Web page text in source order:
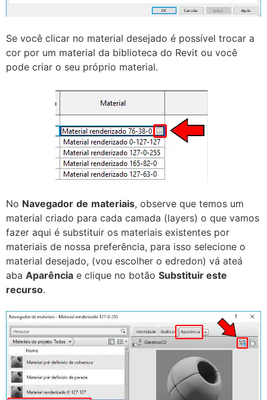
Se você clicar no material desejado é possível trocar a
cor por um material da biblioteca do Revit ou você
pode criar o seu próprio material.
No Navegador de materiais, observe que temos um
material criado para cada camada (layers) o que vamos
fazer aqui é substituir os materiais existentes por
materiais de nossa preferência, para isso selecione o
material desejado, (vou escolher o edredon) vá ateá
aba Aparência e clique no botão Substituir este
recurso.